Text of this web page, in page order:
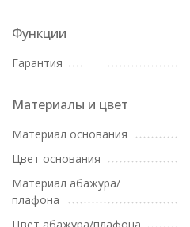
Функции
Гарантия
Материалы и цвет
Материал основания
Цвет основания
Материал абажура/
плафона